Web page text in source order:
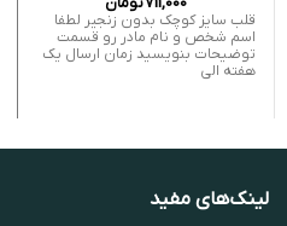
قلب سایز کوچک بدون زنجیر لطفا
اسم شخص و نام مادر رو قسمت
توضیحات بنویسید زمان ارسال یک
هفته الی
لینک‌های مفید